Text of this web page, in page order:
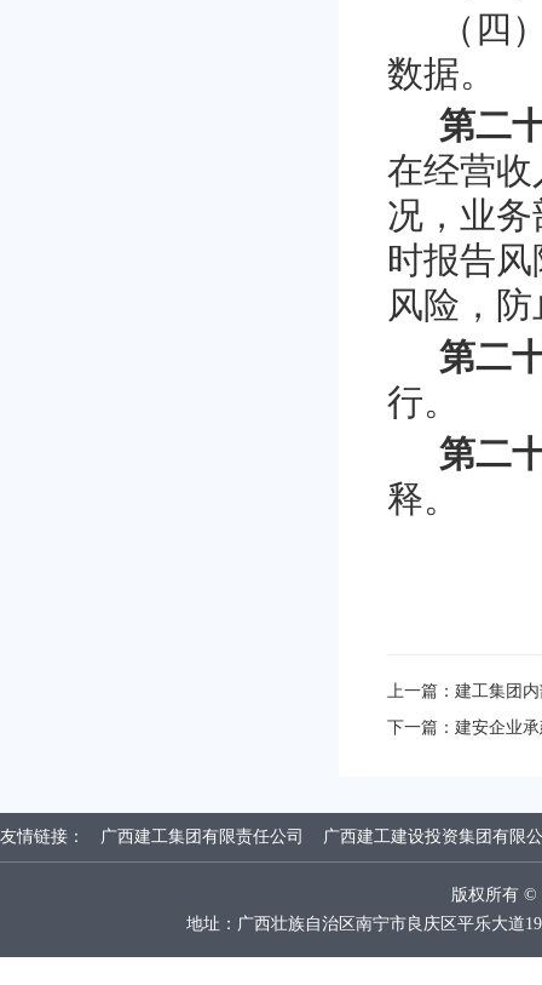
（四
数据。
第二
在经营
况，业
时报告
风险，
第二
行。
第二
释。
上一篇： 建工集团
下一篇： 建安企业
友情链接： 广西建工集团有限责任公司 广西建工建设投资集团有限
版权所有
地址：广西壮族自治区南宁市良庆区平乐大